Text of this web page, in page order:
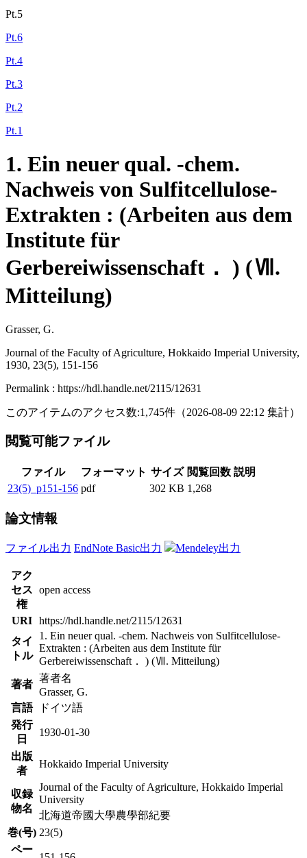
Pt.5
Pt.6
Pt.4
Pt.3
Pt.2
Pt.1
1. Ein neuer qual. -chem.
Nachweis von Sulfitcellulose-
Extrakten : (Arbeiten aus dem
Institute für
Gerbereiwissenschaft． ) (Ⅶ.
Mitteilung)
Grasser, G.
Journal of the Faculty of Agriculture, Hokkaido Imperial University,
1930, 23(5), 151-156
Permalink : https://hdl.handle.net/2115/12631
このアイテムのアクセス数:1,745件 （2026-08-09 22:12 集計）
閲覧可能ファイル
ファイル フォーマット サイズ 閲覧回数 説明
23(5)_p151-156 pdf 302 KB 1,268
論文情報
ファイル出力 EndNote Basic出力 Mendeley出力
アク
セス
権
open access
URI https://hdl.handle.net/2115/12631
タイ
トル
1. Ein neuer qual. -chem. Nachweis von Sulfitcellulose-
Extrakten : (Arbeiten aus dem Institute für
Gerbereiwissenschaft． ) (Ⅶ. Mitteilung)
著者
著者名
Grasser, G.
言語
ドイツ語
発行
日
1930-01-30
出版
者
Hokkaido Imperial University
収録
物名
Journal of the Faculty of Agriculture, Hokkaido Imperial
University
北海道帝國大學農學部紀要
巻(号) 23(5)
ペー